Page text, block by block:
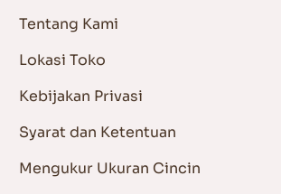
Tentang Kami
Lokasi Toko
Kebijakan Privasi
Syarat dan Ketentuan
Mengukur Ukuran Cincin